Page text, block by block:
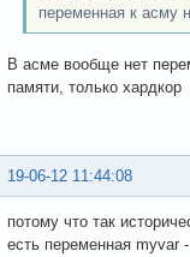
переменная к асму
В асме вообще нет
памяти, только хардкор
19-06-12 11:44:08
потому что так
есть переменная myvar